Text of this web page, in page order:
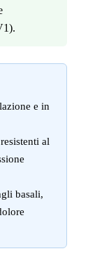
e in
al
basali,